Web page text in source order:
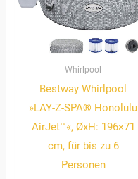
Whirlpool
Bestway Whirlpool
»LAY-Z-SPA® Honolulu
AirJet™«, ØxH: 196×71
cm, für bis zu 6
Personen